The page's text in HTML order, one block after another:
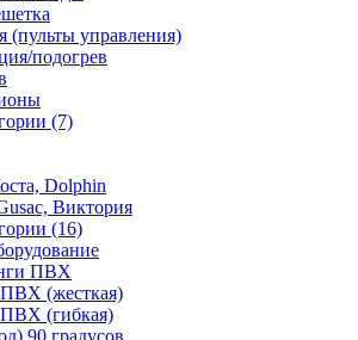
(пульты управления)
подогрев
(7)
Dolphin
Виктория
(16)
ПВХ
ПВХ (жесткая)
ПВХ (гибкая)
90 градусов